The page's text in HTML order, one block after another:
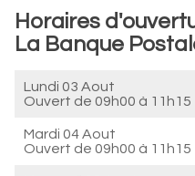
Horaires
La Banque
Lundi 03 Aout
Ouvert de 09h00 à 11h15
Mardi 04 Aout
Ouvert de 09h00 à 11h15